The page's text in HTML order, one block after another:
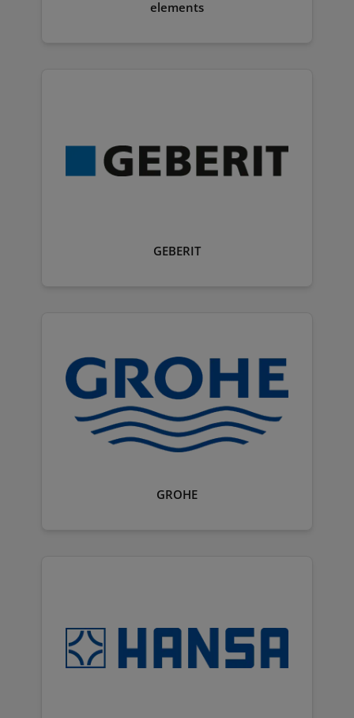
elements
GEBERIT
GROHE